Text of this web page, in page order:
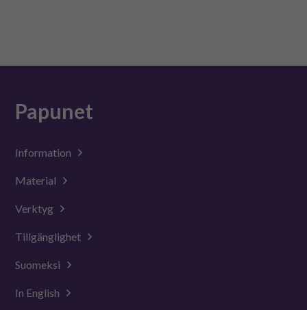
Papunet
Information
Material
Verktyg
Tillgänglighet
Suomeksi
In English